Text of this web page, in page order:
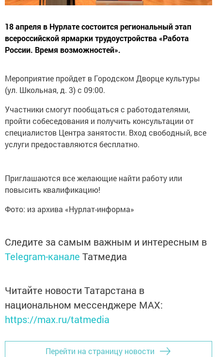
18 апреля в Нурлате состоится региональный этап
всероссийской ярмарки трудоустройства «Работа
России. Время возможностей».
Мероприятие пройдет в Городском Дворце культуры
(ул. Школьная, д. 3) с 09:00.
Участники смогут пообщаться с работодателями,
пройти собеседования и получить консультации от
специалистов Центра занятости. Вход свободный, все
услуги предоставляются бесплатно.
Приглашаются все желающие найти работу или
повысить квалификацию!
Фото: из архива «Нурлат-информа»
Следите за самым важным и интересным в
Telegram-канале Татмедиа
Читайте новости Татарстана в
национальном мессенджере MАХ:
https://max.ru/tatmedia
Перейти на страницу новости